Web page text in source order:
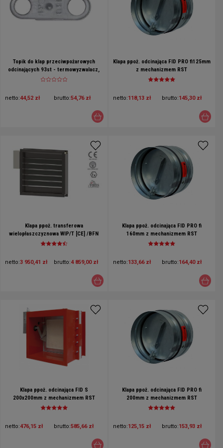
Topik do klap przeciwpożarowych
odcinających 93st - termowyzwalacz,
bezpiecznik topikowy
netto:44,52 zł brutto:54,76 zł
Klapa ppoż. odcinająca FID PRO fi125mm
z mechanizmem RST
netto:118,13 zł brutto:145,30 zł
Klapa ppoż. transferowa
wielopłaszczyznowa WIP/T [CE] /BFN
24-T/maskownica MST-30 x2/RAL9010
netto:3 950,41 zł brutto:4 859,00 zł
Klapa ppoż. odcinająca FID PRO fi
160mm z mechanizmem RST
netto:133,66 zł brutto:164,40 zł
Klapa ppoż. odcinająca FID S
200x200mm z mechanizmem RST
netto:476,15 zł brutto:585,66 zł
Klapa ppoż. odcinająca FID PRO fi
200mm z mechanizmem RST
netto:125,15 zł brutto:153,93 zł